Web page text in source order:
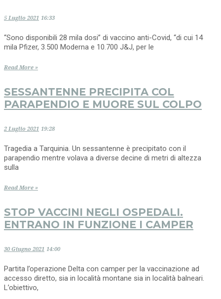
5 Luglio 2021 16:33
“Sono disponibili 28 mila dosi” di vaccino anti-Covid, “di cui 14
mila Pfizer, 3.500 Moderna e 10.700 J&J, per le
Read More »
SESSANTENNE PRECIPITA COL
PARAPENDIO E MUORE SUL COLPO
2 Luglio 2021 19:28
Tragedia a Tarquinia. Un sessantenne è precipitato con il
parapendio mentre volava a diverse decine di metri di altezza
sulla
Read More »
STOP VACCINI NEGLI OSPEDALI.
ENTRANO IN FUNZIONE I CAMPER
30 Giugno 2021 14:00
Partita l’operazione Delta con camper per la vaccinazione ad
accesso diretto, sia in località montane sia in località balneari.
L’obiettivo,